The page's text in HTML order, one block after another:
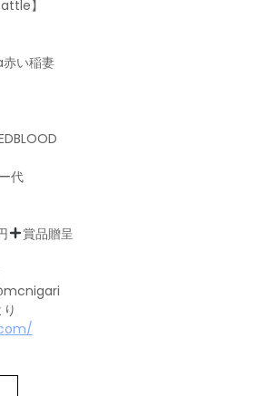
】
赤い稲妻
代
賞品贈呈